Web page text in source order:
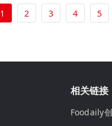
1 2 3 4 5
相关链接
Foodaily